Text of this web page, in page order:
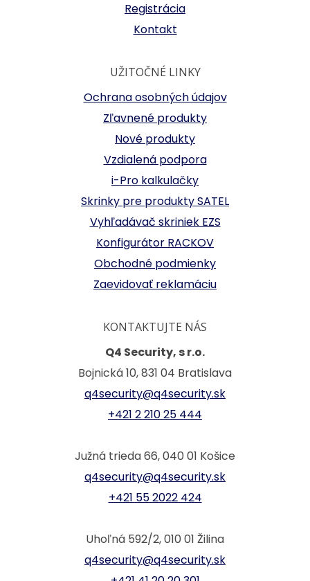
Registrácia
Kontakt
UŽITOČNÉ LINKY
Ochrana osobných údajov
Zľavnené produkty
Nové produkty
Vzdialená podpora
i-Pro kalkulačky
Skrinky pre produkty SATEL
Vyhľadávač skriniek EZS
Konfigurátor RACKOV
Obchodné podmienky
Zaevidovať reklamáciu
KONTAKTUJTE NÁS
Q4 Security, s r.o.
Bojnická 10, 831 04 Bratislava
q4security@q4security.sk
+421 2 210 25 444
Južná trieda 66, 040 01 Košice
q4security@q4security.sk
+421 55 2022 424
Uhoľná 592/2, 010 01 Žilina
q4security@q4security.sk